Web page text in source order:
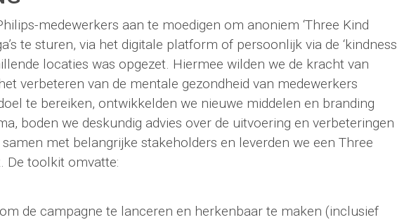
medewerkers aan te moedigen om anoniem ‘Three Kind
te sturen, via het digitale platform of persoonlijk via de ‘kindness
locaties was opgezet. Hiermee wilden we de kracht van
verbeteren van de mentale gezondheid van medewerkers
te bereiken, ontwikkelden we nieuwe middelen en branding
boden we deskundig advies over de uitvoering en verbeteringen
met belangrijke stakeholders en leverden we een Three
De toolkit omvatte:
de campagne te lanceren en herkenbaar te maken (inclusief